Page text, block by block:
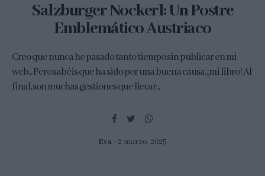
Salzburger Nockerl: Un Postre
Emblemático Austriaco
Creo que nunca he pasado tanto tiempo sin publicar en mi
web... Pero sabéis que ha sido por una buena causa, ¡mi libro! Al
final, son muchas gestiones que llevar...
Eva 2 marzo, 2025